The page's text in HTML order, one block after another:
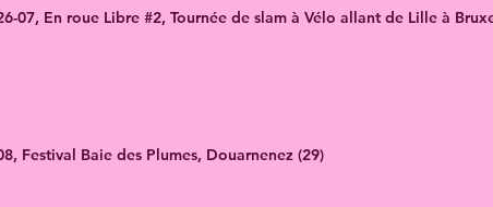
07, En roue Libre #2, Tournée de slam à Vélo allant de Lille à
Festival Baie des Plumes, Douarnenez (29)